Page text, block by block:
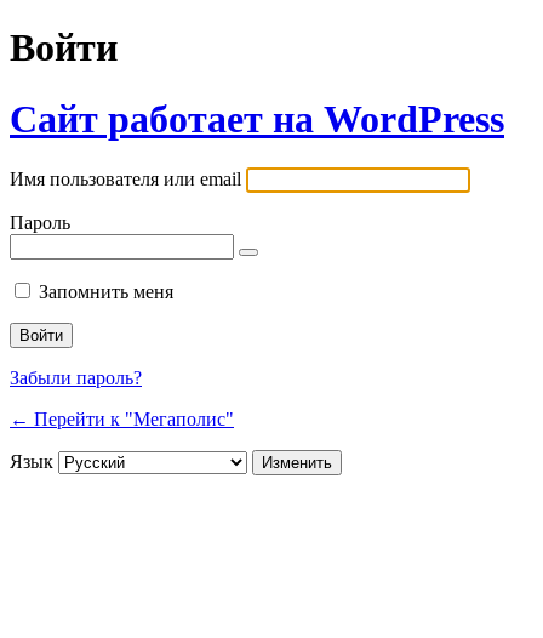
Войти
Сайт работает на WordPress
Имя пользователя или email
Пароль
Запомнить меня
Забыли пароль?
← Перейти к "Мегаполис"
Язык